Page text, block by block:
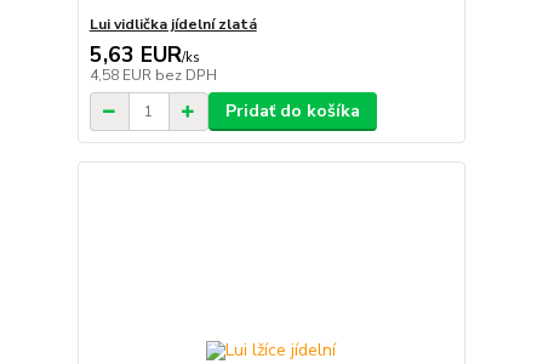
Lui vidlička jídelní zlatá
5,63 EUR/ks
4,58 EUR bez DPH
Pridať do košíka